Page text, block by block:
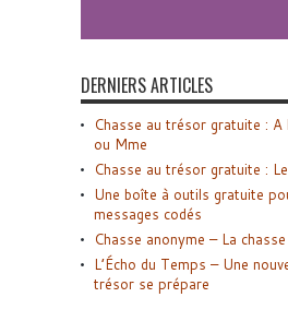
DERNIERS ARTICLES
Chasse au trésor gratuite : A
ou Mme
Chasse au trésor gratuite :
Une boîte à outils gratuite
messages codés
Chasse anonyme – La
L’Écho du Temps – Une
trésor se prépare